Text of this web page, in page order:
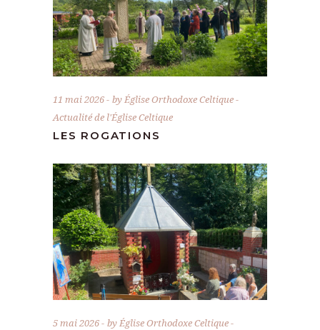
11 mai 2026 byÉglise Orthodoxe Celtique
Actualité de l'Église Celtique
LES ROGATIONS
5 mai 2026 byÉglise Orthodoxe Celtique